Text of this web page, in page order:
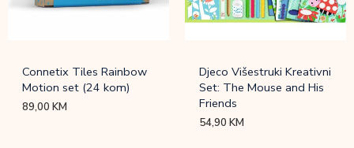
Connetix Tiles Rainbow
Motion set (24 kom)
89,00KM
Djeco Višestruki Kreativni
Set: The Mouse and His
Friends
54,90KM